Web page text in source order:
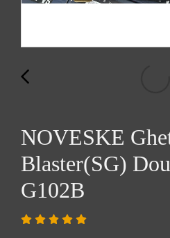
NOVESKE
Blaster(SG)
G102B